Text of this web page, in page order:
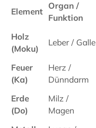
Element
Organ /
Funktion
Holz
(Moku)
Leber / Galle
Feuer
(Ka)
Herz /
Dünndarm
Erde
(Do)
Milz /
Magen